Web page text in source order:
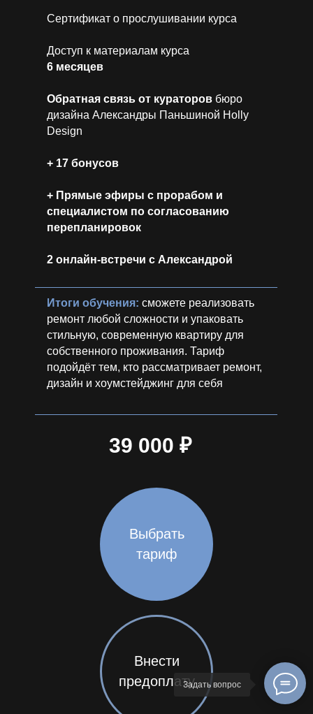
Выбрать
тариф
Внести
предоплату
Сертификат о прослушивании курса
Доступ к материалам курса
6 месяцев
Обратная связь от кураторов бюро
дизайна Александры Паньшиной Holly
Design
+ 17 бонусов
+ Прямые эфиры с прорабом и
специалистом по согласованию
перепланировок
2 онлайн-встречи с Александрой
Итоги обучения: сможете реализовать
ремонт любой сложности и упаковать
стильную, современную квартиру для
собственного проживания. Тариф
подойдёт тем, кто рассматривает ремонт,
дизайн и хоумстейджинг для себя
39 000 ₽
Задать вопрос